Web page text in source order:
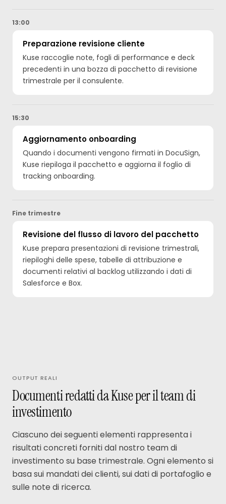
13:00
Preparazione revisione cliente
Kuse raccoglie note, fogli di performance e deck
precedenti in una bozza di pacchetto di revisione
trimestrale per il consulente.
15:30
Aggiornamento onboarding
Quando i documenti vengono firmati in DocuSign,
Kuse riepiloga il pacchetto e aggiorna il foglio di
tracking onboarding.
Fine trimestre
Revisione del flusso di lavoro del pacchetto
Kuse prepara presentazioni di revisione trimestrali,
riepiloghi delle spese, tabelle di attribuzione e
documenti relativi al backlog utilizzando i dati di
Salesforce e Box.
OUTPUT REALI
Documenti redatti da Kuse per il team di
investimento
Ciascuno dei seguenti elementi rappresenta i
risultati concreti forniti dal nostro team di
investimento su base trimestrale. Ogni elemento si
basa sui mandati dei clienti, sui dati di portafoglio e
sulle note di ricerca.